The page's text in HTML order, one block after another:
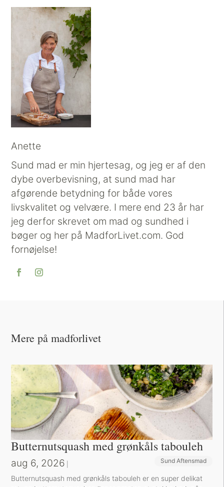
Anette
Sund mad er min hjertesag, og jeg er af den
dybe overbevisning, at sund mad har
afgørende betydning for både vores
livskvalitet og velvære. I mere end 23 år har
jeg derfor skrevet om mad og sundhed i
bøger og her på MadforLivet.com. God
fornøjelse!
Mere på madforlivet
Butternutsquash med grønkåls tabouleh
aug 6, 2026 Sund Aftensmad
Butternutsquash med grønkåls tabouleh er en super delikat